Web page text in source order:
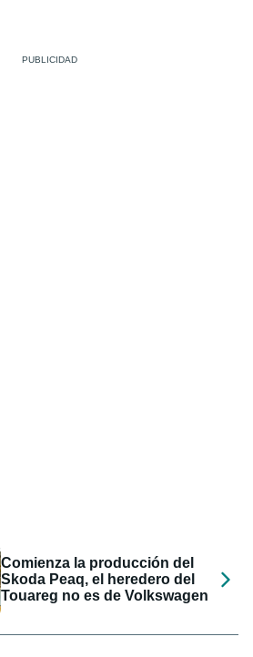
Comienza la producción del
Skoda Peaq, el heredero del
Touareg no es de Volkswagen